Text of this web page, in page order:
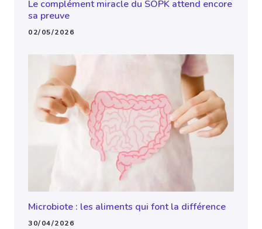
Le complément miracle du SOPK attend encore
sa preuve
02/05/2026
Microbiote : les aliments qui font la différence
30/04/2026